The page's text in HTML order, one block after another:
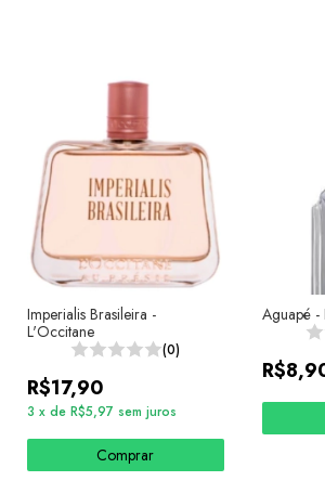
Imperialis Brasileira -
L'Occitane
(0)
R$17,90
3 x de R$5,97 sem juros
Comprar
Aguapé -